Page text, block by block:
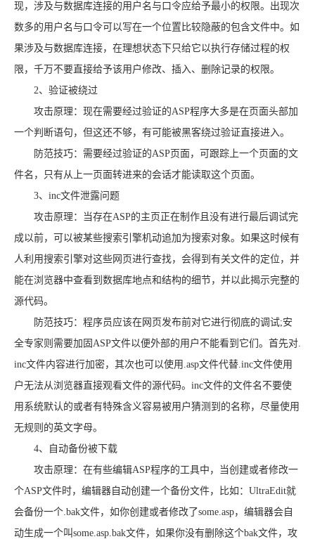
现，涉及与数据库连接的用户名与口令应给予最小的权限。出现次
数多的用户名与口令可以写在一个位置比较隐蔽的包含文件中。如
果涉及与数据库连接，在理想状态下只给它以执行存储过程的权
限，千万不要直接给予该用户修改、插入、删除记录的权限。
2、验证被绕过
攻击原理：现在需要经过验证的ASP程序大多是在页面头部加
一个判断语句，但这还不够，有可能被黑客绕过验证直接进入。
防范技巧：需要经过验证的ASP页面，可跟踪上一个页面的文
件名，只有从上一页面转进来的会话才能读取这个页面。
3、inc文件泄露问题
攻击原理：当存在ASP的主页正在制作且没有进行最后调试完
成以前，可以被某些搜索引擎机动追加为搜索对象。如果这时候有
人利用搜索引擎对这些网页进行查找，会得到有关文件的定位，并
能在浏览器中查看到数据库地点和结构的细节，并以此揭示完整的
源代码。
防范技巧：程序员应该在网页发布前对它进行彻底的调试;安
全专家则需要加固ASP文件以便外部的用户不能看到它们。首先对.
inc文件内容进行加密，其次也可以使用.asp文件代替.inc文件使用
户无法从浏览器直接观看文件的源代码。inc文件的文件名不要使
用系统默认的或者有特殊含义容易被用户猜测到的名称，尽量使用
无规则的英文字母。
4、自动备份被下载
攻击原理：在有些编辑ASP程序的工具中，当创建或者修改一
个ASP文件时，编辑器自动创建一个备份文件，比如：UltraEdit就
会备份一个.bak文件，如你创建或者修改了some.asp，编辑器会自
动生成一个叫some.asp.bak文件，如果你没有删除这个bak文件，攻